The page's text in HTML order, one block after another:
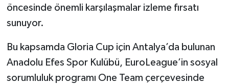
öncesinde önemli karşılaşmalar izleme fırsatı
sunuyor.
Bu kapsamda Gloria Cup için Antalya’da bulunan
Anadolu Efes Spor Kulübü, EuroLeague’in sosyal
sorumluluk programı One Team çerçevesinde